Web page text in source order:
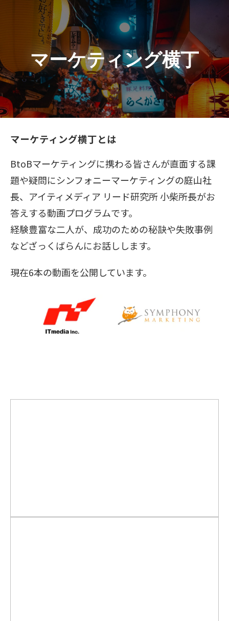
マーケティング横丁
マーケティング横丁とは
BtoBマーケティングに携わる皆さんが直面する課
題や疑問にシンフォニーマーケティングの庭山社
長、アイティメディア リード研究所 小柴所長がお
答えする動画プログラムです。
経験豊富な二人が、成功のための秘訣や失敗事例
などざっくばらんにお話しします。
現在6本の動画を公開しています。